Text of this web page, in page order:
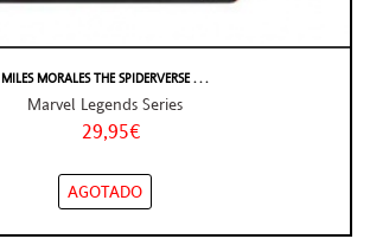
MILES MORALES THE SPIDERVERSE . . .
Marvel Legends Series
29,95€
AGOTADO